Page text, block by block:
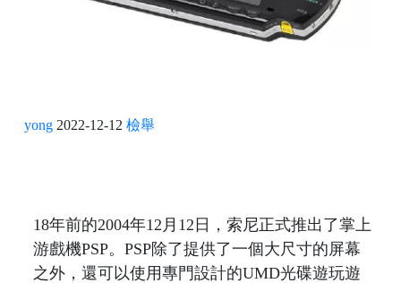
yong 2022-12-12 檢舉
18年前的2004年12月12日，索尼正式推出了掌上
游戲機PSP。PSP除了提供了一個大尺寸的屏幕
之外，還可以使用專門設計的UMD光碟遊玩遊